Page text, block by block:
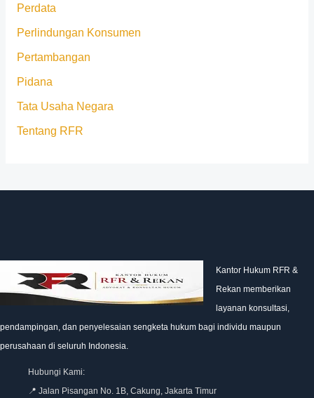
Perdata
Perlindungan Konsumen
Pertambangan
Pidana
Tata Usaha Negara
Tentang RFR
Kantor Hukum RFR &
Rekan memberikan
layanan konsultasi,
pendampingan, dan penyelesaian sengketa hukum bagi individu maupun
perusahaan di seluruh Indonesia.
Hubungi Kami:
📍 Jalan Pisangan No. 1B, Cakung, Jakarta Timur